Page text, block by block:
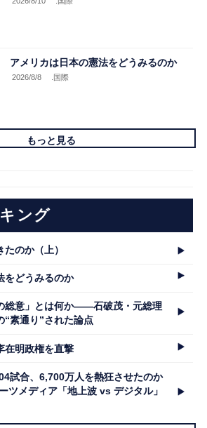
アメリカは日本の憲法をどうみるのか
2026/8/8 .国際
もっと見る
ング
のか（上）
をどうみるのか
総意」とは何か――石破茂・元総理
“素通り”された論点
在明政権を直撃
試合、6,700万人を熱狂させたのか
ツメディア「地上波 vs デジタル」